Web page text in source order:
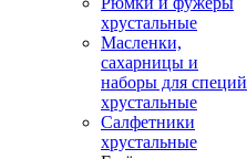
хрустальные
Масленки,
сахарницы и
наборы для специй
хрустальные
Салфетники
хрустальные